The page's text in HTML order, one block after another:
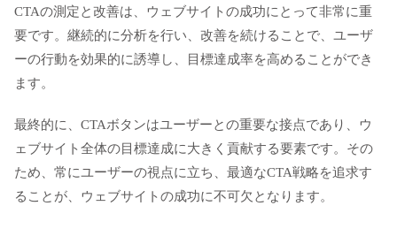
CTAの測定と改善は、ウェブサイトの成功にとって非常に重
要です。継続的に分析を行い、改善を続けることで、ユーザ
ーの行動を効果的に誘導し、目標達成率を高めることができ
ます。
最終的に、CTAボタンはユーザーとの重要な接点であり、ウ
ェブサイト全体の目標達成に大きく貢献する要素です。その
ため、常にユーザーの視点に立ち、最適なCTA戦略を追求す
ることが、ウェブサイトの成功に不可欠となります。